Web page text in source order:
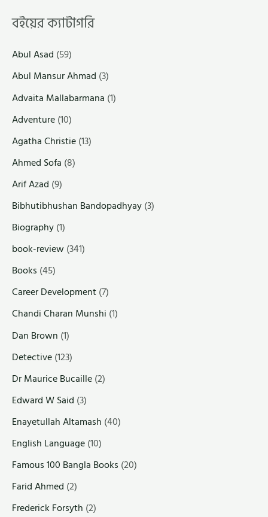
বইয়ের ক্যাটাগরি
Abul Asad (59)
Abul Mansur Ahmad (3)
Advaita Mallabarmana (1)
Adventure(10)
Agatha Christie(13)
Ahmed Sofa (8)
Arif Azad (9)
Bibhutibhushan Bandopadhyay(3)
Biography(1)
book-review(341)
Books (45)
Career Development(7)
Chandi Charan Munshi (1)
Dan Brown (1)
Detective(123)
Dr Maurice Bucaille(2)
Edward W Said (3)
Enayetullah Altamash (40)
English Language(10)
Famous 100 Bangla Books (20)
Farid Ahmed (2)
Frederick Forsyth (2)